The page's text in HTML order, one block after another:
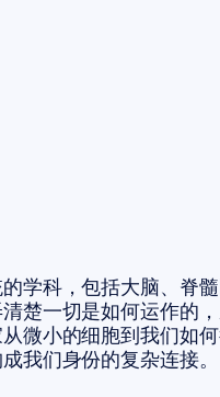
学科，包括大脑、脊
楚一切是如何运作的
微小的细胞到我们如
我们身份的复杂连接。